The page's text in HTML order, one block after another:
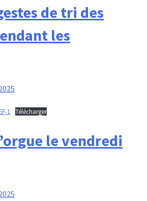
de tri des
les
1 Télécharger
le vendredi